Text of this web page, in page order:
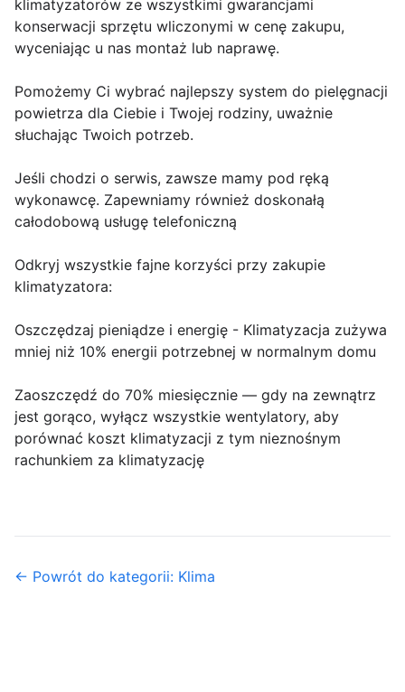
klimatyzatorów ze wszystkimi gwarancjami
konserwacji sprzętu wliczonymi w cenę zakupu,
wyceniając u nas montaż lub naprawę.
Pomożemy Ci wybrać najlepszy system do pielęgnacji
powietrza dla Ciebie i Twojej rodziny, uważnie
słuchając Twoich potrzeb.
Jeśli chodzi o serwis, zawsze mamy pod ręką
wykonawcę. Zapewniamy również doskonałą
całodobową usługę telefoniczną
Odkryj wszystkie fajne korzyści przy zakupie
klimatyzatora:
Oszczędzaj pieniądze i energię - Klimatyzacja zużywa
mniej niż 10% energii potrzebnej w normalnym domu
Zaoszczędź do 70% miesięcznie — gdy na zewnątrz
jest gorąco, wyłącz wszystkie wentylatory, aby
porównać koszt klimatyzacji z tym nieznośnym
rachunkiem za klimatyzację
← Powrót do kategorii: Klima